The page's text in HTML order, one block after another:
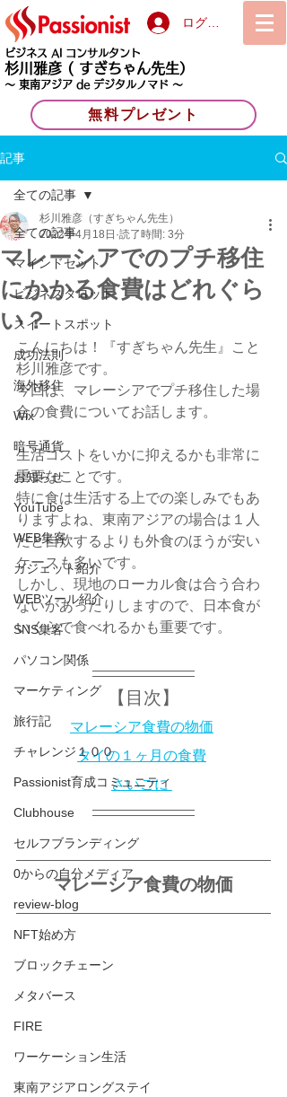
ログイン
ビジネス AI コンサルタント
杉川雅彦 ( すぎちゃん先生）
〜 東南アジア de デジタルノマド 〜
無料プレゼント
記事
全ての記事
マインドセット
ビジネスタロット
スイートスポット
成功法則
海外移住
Wix
暗号通貨
お知らせ
YouTube
WEB集客
ガジェット紹介
WEBツール紹介
SNS集客
パソコン関係
マーケティング
旅行記
チャレンジ１００
Passionist育成コミュニティ
Clubhouse
セルフブランディング
0からの自分メディア
review-blog
NFT始め方
ブロックチェーン
メタバース
FIRE
ワーケーション生活
東南アジアロングステイ
全ての記事
マレーシアでのプチ移住
にかかる食費はどれぐら
い？
杉川雅彦（すぎちゃん先生）
2022年4月18日 読了時間: 3分
こんにちは！『すぎちゃん先生』こと
杉川雅彦です。
今回は、マレーシアでプチ移住した場
合の食費についてお話します。
生活コストをいかに抑えるかも非常に
重要なことです。
特に食は生活する上での楽しみでもあ
りますよね、東南アジアの場合は１人
だと自炊するよりも外食のほうが安い
ケースも多いです。
しかし、現地のローカル食は合う合わ
ないがあったりしますので、日本食が
いくらで食べれるかも重要です。
【目次】
マレーシア食費の物価
タイの１ヶ月の食費
さいごに
マレーシア食費の物価